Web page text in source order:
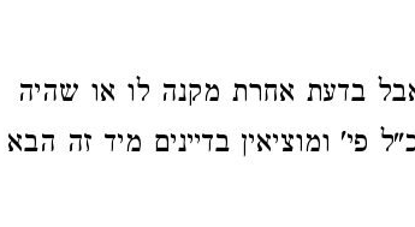
בדעת אחרת מקנה לו או שהיה
פי' ומוציאין בדיינים מיד זה הבא